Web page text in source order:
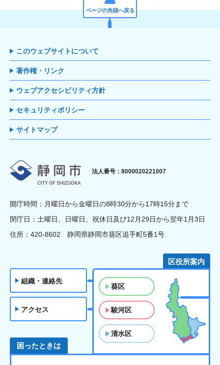
ページの先頭へ戻る
このウェブサイトについて
著作権・リンク
ウェブアクセシビリティ方針
セキュリティポリシー
サイトマップ
静岡市
法人番号：8000020221007
開庁時間：月曜日から金曜日の8時30分から17時15分まで
閉庁日：土曜日、日曜日、祝休日及び12月29日から翌年1月3日
住所：420-8602 静岡県静岡市葵区追手町5番1号
組織・連絡先
アクセス
区役所案内
葵区
駿河区
清水区
困ったときは